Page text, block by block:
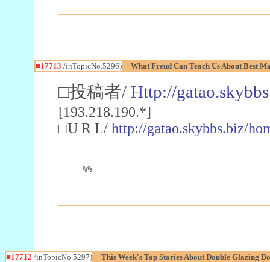
■17713 /inTopicNo.5296) What Freud Can Teach Us About Best
□投稿者/ Http://
[193.218.190.*]
□U R L/ http://gatao.skybbs.biz/
%%
■17712 /inTopicNo.5297) This Week's Top Stories About Double Glazing